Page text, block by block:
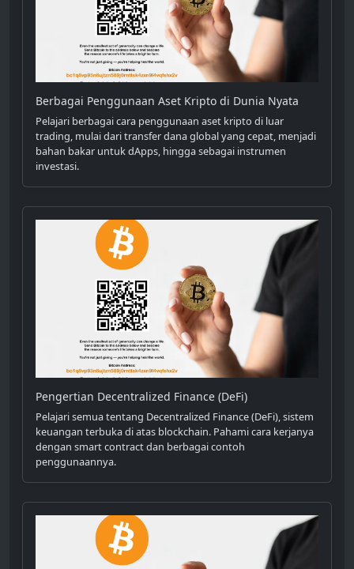
Berbagai Penggunaan Aset Kripto di Dunia Nyata
Pelajari berbagai cara penggunaan aset kripto di luar
trading, mulai dari transfer dana global yang cepat, menjadi
bahan bakar untuk dApps, hingga sebagai instrumen
investasi.
Pengertian Decentralized Finance (DeFi)
Pelajari semua tentang Decentralized Finance (DeFi), sistem
keuangan terbuka di atas blockchain. Pahami cara kerjanya
dengan smart contract dan berbagai contoh
penggunaannya.